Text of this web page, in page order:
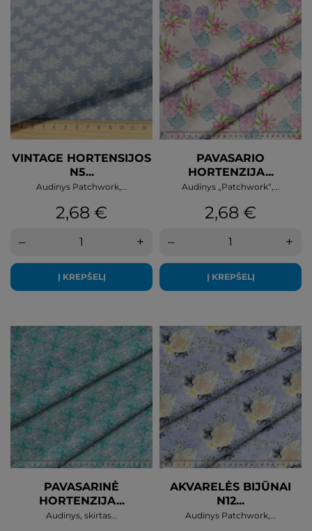
VINTAGE HORTENSIJOS
N5...
Audinys Patchwork,...
Kaina
2,68 €
– +
Į KREPŠELĮ
PAVASARIO
HORTENZIJA...
Audinys „Patchwork“,...
Kaina
2,68 €
– +
Į KREPŠELĮ
PAVASARINĖ
HORTENZIJA...
Audinys, skirtas...
AKVARELĖS BIJŪNAI
N12...
Audinys Patchwork,...